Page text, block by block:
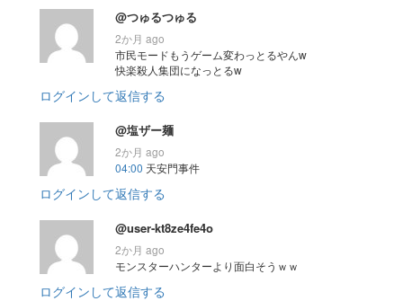
@つゅるつゅる
2か月 ago
市民モードもうゲーム変わっとるやんw
快楽殺人集団になっとるw
ログインして返信する
@塩ザー麺
2か月 ago
04:00 天安門事件
ログインして返信する
@user-kt8ze4fe4o
2か月 ago
モンスターハンターより面白そうｗｗ
ログインして返信する